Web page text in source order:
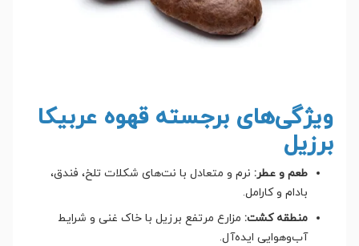
ویژگی‌های برجسته قهوه عربیکا
برزیل
طعم و عطر: نرم و متعادل با نت‌های شکلات تلخ، فندق،
بادام و کارامل.
منطقه کشت: مزارع مرتفع برزیل با خاک غنی و شرایط
آب‌وهوایی ایده‌آل.